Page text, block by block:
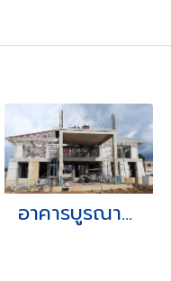
อาคารบูรณาการของกระทรวงยุติธรรม จ.จันทบุรี